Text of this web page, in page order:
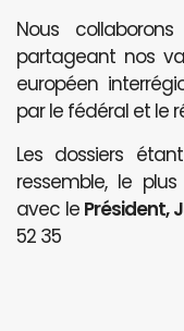
Nous
partageant nos
européen
par le fédéral et le
Les dossiers
ressemble, le
avec le Président,
52 35